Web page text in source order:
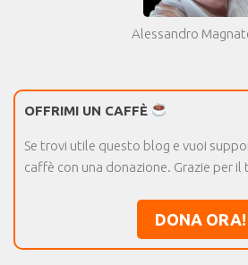
Alessandro
OFFRIMI UN CAFFÈ
Se trovi utile questo blog e vuoi
caffè con una donazione. Grazie per
DONA ORA!